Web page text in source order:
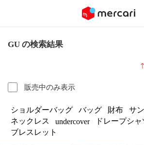
GU の検索結果
販売中のみ表示
ショルダーバッグ バッグ 財布 サ
ネックレス
undercover ドレープシャ
ブレスレット